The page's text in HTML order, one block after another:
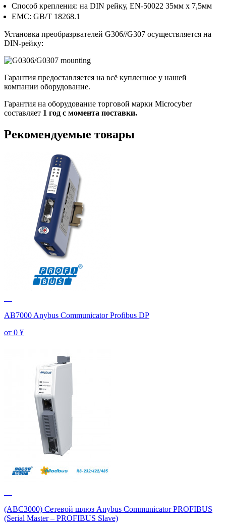
Способ крепления: на DIN рейку, EN-50022 35мм x 7,5мм
ЕМС: GB/T 18268.1
Установка преобразрвателей G306//G307 осуществляется на
DIN-рейку:
Гарантия предоставляется на всё купленное у нашей
компании оборудование.
Гарантия на оборудование торговой марки Microcyber
составляет 1 год с момента поставки.
Рекомендуемые товары
AB7000 Anybus Communicator Profibus DP
от 0 ¥
(ABC3000) Сетевой шлюз Anybus Communicator PROFIBUS
(Serial Master – PROFIBUS Slave)